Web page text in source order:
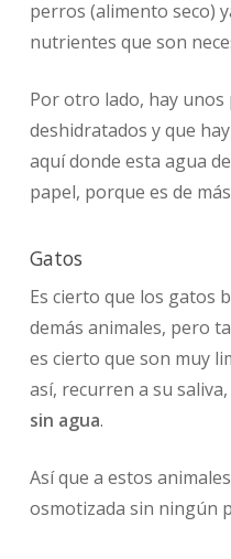
perros (alimento seco)
nutrientes que son
Por otro lado, hay unos
deshidratados y que
aquí donde esta agua
papel, porque es de
Gatos
Es cierto que los gatos
demás animales, pero
es cierto que son muy
así, recurren a su
sin agua.
Así que a estos
osmotizada sin ningún